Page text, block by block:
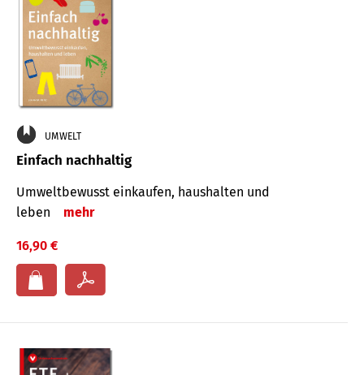
UMWELT
Einfach nachhaltig
Umweltbewusst einkaufen, haushalten und
leben
mehr
16,90 €